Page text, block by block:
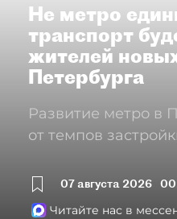
Не метро
транспорт
жителей
Петербурга
Развитие метро в
от темпов
07 августа 2026
Читайте нас в